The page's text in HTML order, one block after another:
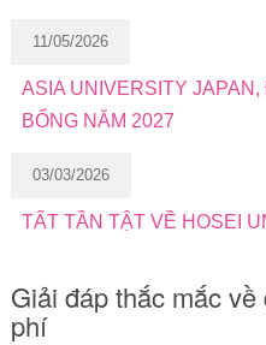
11/05/2026
ASIA UNIVERSITY
BỔNG NĂM 2027
03/03/2026
TẤT TẦN TẬT VỀ HOSEI
Giải đáp thắc mắc
phí